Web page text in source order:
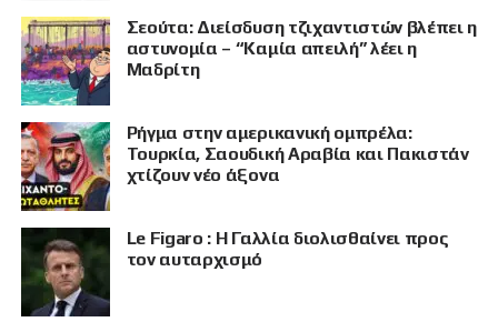
ΠΡΟΒΟΛΗ
Σεούτα: Διείσδυση τζιχαντιστών βλέπει η
αστυνομία – “Καμία απειλή” λέει η
Μαδρίτη
Ρήγμα στην αμερικανική ομπρέλα:
Τουρκία, Σαουδική Αραβία και Πακιστάν
χτίζουν νέο άξονα
Le Figaro : Η Γαλλία διολισθαίνει προς
τον αυταρχισμό